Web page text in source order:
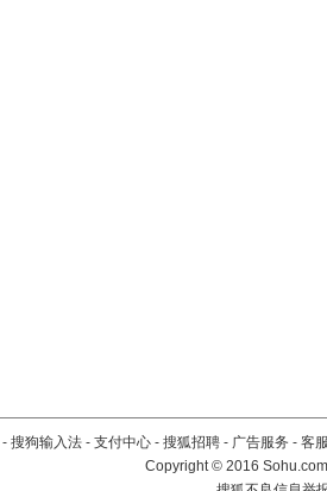
- 搜狗输入法 - 支付中心 - 搜狐招聘 - 广告服务 - 客
Copyright©2016